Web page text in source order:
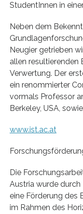
StudentInnen in
Neben dem
Neugier getrieben
allen resultierenden
Verwertung. Der
ein renommierter
vormals Professor
Berkeley, USA,
www.ist.ac.at
Die
Austria wurde
eine Förderung des
im Rahmen des